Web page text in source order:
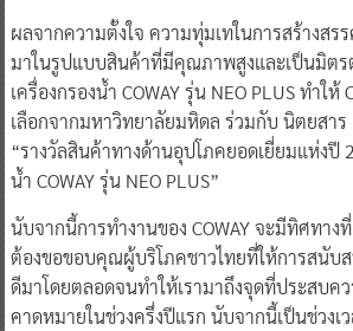
ผลจากความตั้งใจ ความทุ่มเทในการสร้างส
มาในรูปแบบสินค้าที่มีคุณภาพสูงและเป็นมิตร
เครื่องกรองน้ำ COWAY รุ่น NEO PLUS ทำให้
เลือกจากมหาวิทยาลัยมหิดล ร่วมกับ นิตยสาร
“รางวัลสินค้าทางด้านอุปโภคยอดเยี่ยมแห่งปี
น้ำ COWAY รุ่น NEO PLUS”
นับจากนี้การทำงานของ COWAY จะมีทิศทาง
ต้องขอขอบคุณผู้บริโภคชาวไทยที่ให้การสนับส
ดีมาโดยตลอดจนทำให้เรามาถึงจุดที่ประสบค
คาดหมายในช่วงครึ่งปีแรก นับจากนี้เป็นช่วงเ